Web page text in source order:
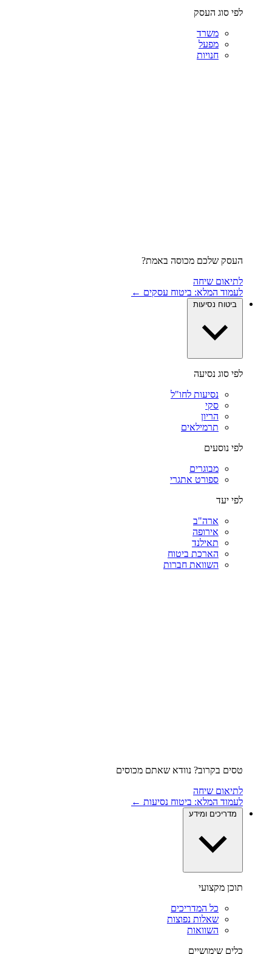
לפי סוג העסק
משרד
מפעל
חנויות
העסק שלכם מכוסה באמת?
לתיאום שיחה
לעמוד המלא: ביטוח עסקים ←
ביטוח נסיעות
לפי סוג נסיעה
נסיעות לחו"ל
סקי
הריון
תרמילאים
לפי נוסעים
מבוגרים
ספורט אתגרי
לפי יעד
ארה"ב
אירופה
תאילנד
הארכת ביטוח
השוואת חברות
טסים בקרוב? נוודא שאתם מכוסים
לתיאום שיחה
לעמוד המלא: ביטוח נסיעות ←
מדריכים ומידע
תוכן מקצועי
כל המדריכים
שאלות נפוצות
השוואות
כלים שימושיים